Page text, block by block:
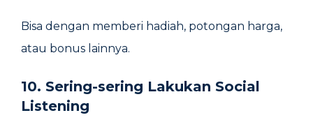
Bisa dengan memberi hadiah, potongan harga,
atau bonus lainnya.
10. Sering-sering Lakukan Social
Listening